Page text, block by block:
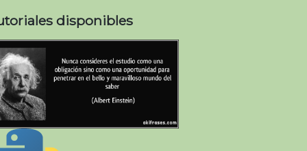
disponibles